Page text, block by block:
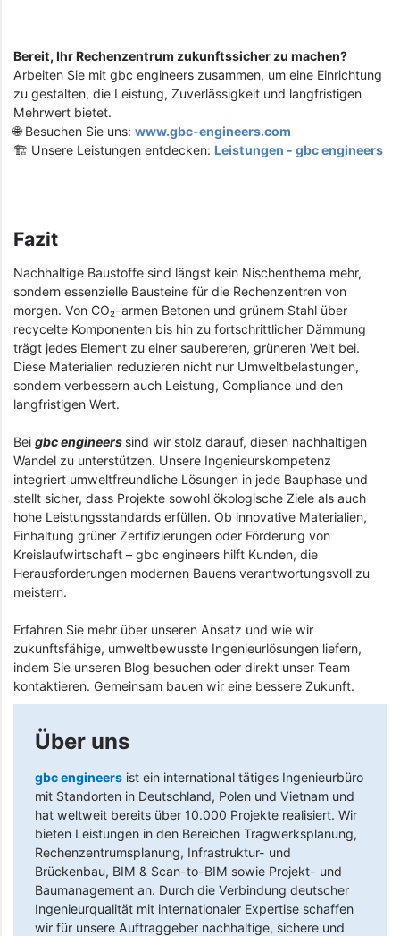
Bereit, Ihr Rechenzentrum zukunftssicher zu machen?
Arbeiten Sie mit gbc engineers zusammen, um eine Einrichtung
zu gestalten, die Leistung, Zuverlässigkeit und langfristigen
Mehrwert bietet.
🌐 Besuchen Sie uns: www.gbc-engineers.com
🏗️ Unsere Leistungen entdecken: Leistungen - gbc engineers
Fazit
Nachhaltige Baustoffe sind längst kein Nischenthema mehr,
sondern essenzielle Bausteine für die Rechenzentren von
morgen. Von CO₂-armen Betonen und grünem Stahl über
recycelte Komponenten bis hin zu fortschrittlicher Dämmung
trägt jedes Element zu einer saubereren, grüneren Welt bei.
Diese Materialien reduzieren nicht nur Umweltbelastungen,
sondern verbessern auch Leistung, Compliance und den
langfristigen Wert.
Bei gbc engineers sind wir stolz darauf, diesen nachhaltigen
Wandel zu unterstützen. Unsere Ingenieurskompetenz
integriert umweltfreundliche Lösungen in jede Bauphase und
stellt sicher, dass Projekte sowohl ökologische Ziele als auch
hohe Leistungsstandards erfüllen. Ob innovative Materialien,
Einhaltung grüner Zertifizierungen oder Förderung von
Kreislaufwirtschaft – gbc engineers hilft Kunden, die
Herausforderungen modernen Bauens verantwortungsvoll zu
meistern.
Erfahren Sie mehr über unseren Ansatz und wie wir
zukunftsfähige, umweltbewusste Ingenieurlösungen liefern,
indem Sie unseren Blog besuchen oder direkt unser Team
kontaktieren. Gemeinsam bauen wir eine bessere Zukunft.
Über uns
gbc engineers ist ein international tätiges Ingenieurbüro
mit Standorten in Deutschland, Polen und Vietnam und
hat weltweit bereits über 10.000 Projekte realisiert. Wir
bieten Leistungen in den Bereichen Tragwerksplanung,
Rechenzentrumsplanung, Infrastruktur- und
Brückenbau, BIM & Scan-to-BIM sowie Projekt- und
Baumanagement an. Durch die Verbindung deutscher
Ingenieurqualität mit internationaler Expertise schaffen
wir für unsere Auftraggeber nachhaltige, sichere und